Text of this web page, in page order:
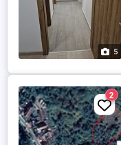
5
2